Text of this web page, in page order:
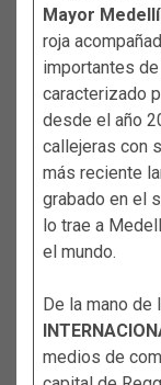
Mayor
roja
importantes
caracterizado
desde el año
callejeras con
más reciente
grabado en el
lo trae a
el mundo.
De la mano de
medios de